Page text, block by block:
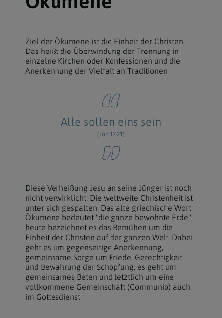
Ziel der Ökumene ist die Einheit der Christen.
Das heißt die Überwindung der Trennung in
einzelne Kirchen oder Konfessionen und die
Anerkennung der Vielfalt an Traditionen.
Alle sollen eins sein
(Joh 17,21)
Diese Verheißung Jesu an seine Jünger ist noch
nicht verwirklicht. Die weltweite Christenheit ist
unter sich gespalten. Das alte griechische Wort
Ökumene bedeutet "die ganze bewohnte Erde",
heute bezeichnet es das Bemühen um die
Einheit der Christen auf der ganzen Welt. Dabei
geht es um gegenseitige Anerkennung,
gemeinsame Sorge um Friede, Gerechtigkeit
und Bewahrung der Schöpfung, es geht um
gemeinsames Beten und letztlich um eine
vollkommene Gemeinschaft (Communio) auch
im Gottesdienst.